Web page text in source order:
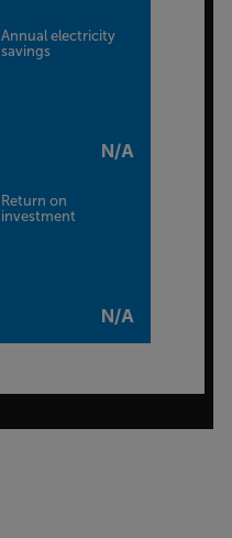
Annual electricity
savings
N/A
Return on
investment
N/A